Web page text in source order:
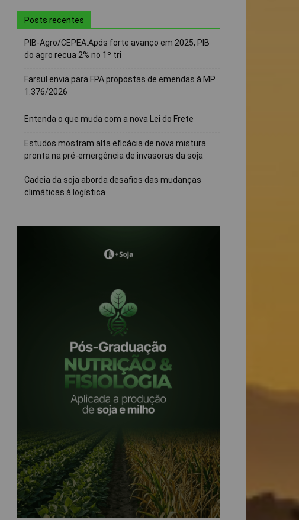
Posts recentes
PIB-Agro/CEPEA:Após forte avanço em 2025, PIB
do agro recua 2% no 1º tri
Farsul envia para FPA propostas de emendas à MP
1.376/2026
Entenda o que muda com a nova Lei do Frete
Estudos mostram alta eficácia de nova mistura
pronta na pré-emergência de invasoras da soja
Cadeia da soja aborda desafios das mudanças
climáticas à logística